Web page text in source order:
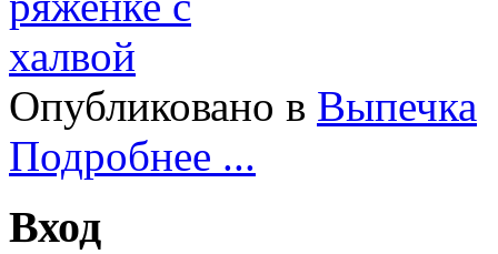
Опубликовано в Выпечка
Подробнее ...
Вход